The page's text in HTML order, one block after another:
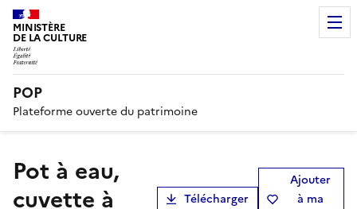
MINISTÈRE
DE LA CULTURE
POP
Plateforme ouverte du patrimoine
pot à eau,
cuvette à
Télécharger
Ajouter
à ma